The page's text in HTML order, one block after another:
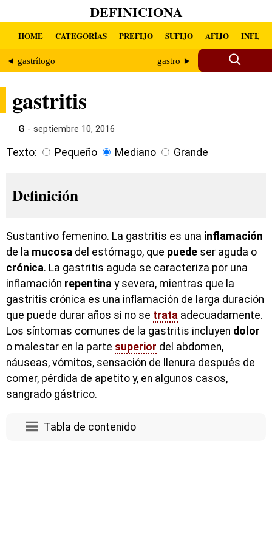
DEFINICIONA
HOME CATEGORÍAS PREFIJO SUFIJO AFIJO INFIJO
◄ gastrílogo gastro ►
gastritis
G - septiembre 10, 2016
Texto: Pequeño Mediano Grande
Definición
Sustantivo femenino. La gastritis es una inflamación
de la mucosa del estómago, que puede ser aguda o
crónica. La gastritis aguda se caracteriza por una
inflamación repentina y severa, mientras que la
gastritis crónica es una inflamación de larga duración
que puede durar años si no se trata adecuadamente.
Los síntomas comunes de la gastritis incluyen dolor
o malestar en la parte superior del abdomen,
náuseas, vómitos, sensación de llenura después de
comer, pérdida de apetito y, en algunos casos,
sangrado gástrico.
Tabla de contenido